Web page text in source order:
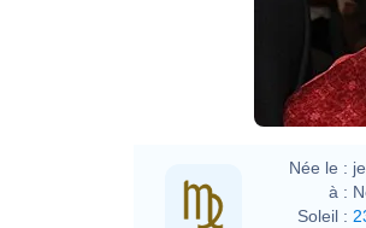
Née le :
à :
Soleil :